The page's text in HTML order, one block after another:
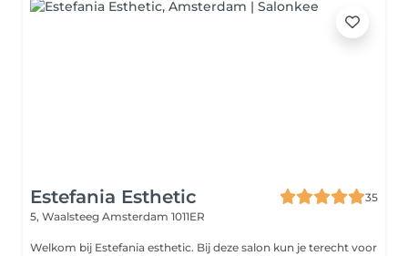
Estefania Esthetic
35
5, Waalsteeg Amsterdam 1011ER
Welkom bij Estefania esthetic. Bij deze salon kun je terecht voor